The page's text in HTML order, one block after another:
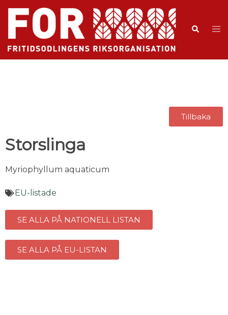
Tillbaka
Storslinga
Myriophyllum aquaticum
EU-listade
SE ALLA PÅ NATIONELL LISTAN
SE ALLA PÅ EU-LISTAN